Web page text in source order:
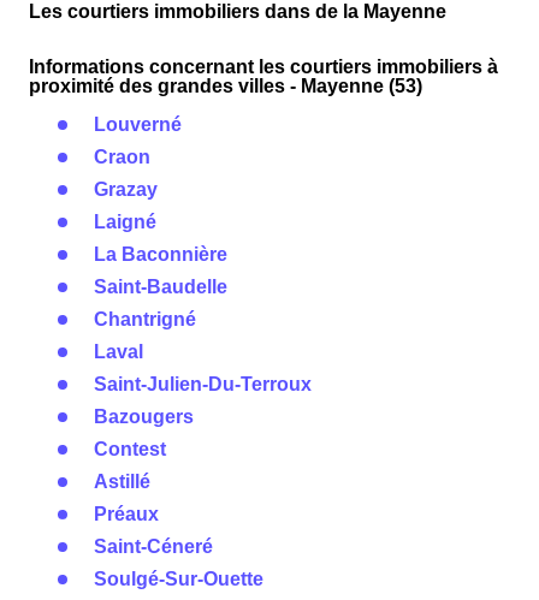
Les courtiers immobiliers dans de la Mayenne
Informations concernant les courtiers immobiliers à
proximité des grandes villes - Mayenne (53)
Louverné
Craon
Grazay
Laigné
La Baconnière
Saint-Baudelle
Chantrigné
Laval
Saint-Julien-Du-Terroux
Bazougers
Contest
Astillé
Préaux
Saint-Céneré
Soulgé-Sur-Ouette